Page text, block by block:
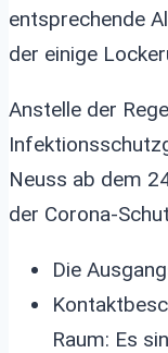
entsprechende
der einige
Anstelle der
Neuss ab dem
der Corona-
Die
Raum: Es